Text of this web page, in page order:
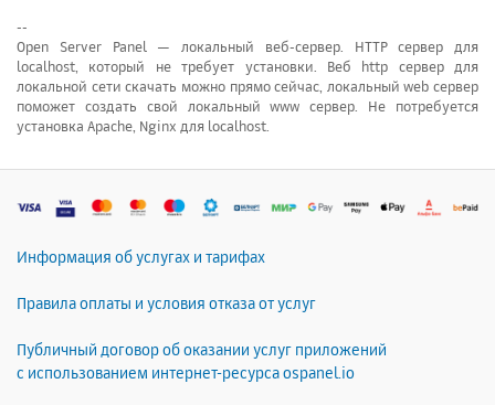
--
Open Server Panel — локальный веб-сервер. HTTP сервер для
localhost, который не требует установки. Веб http сервер для
локальной сети скачать можно прямо сейчас, локальный web сервер
поможет создать свой локальный www сервер. Не потребуется
установка Apache, Nginx для localhost.
Информация об услугах и тарифах
Правила оплаты и условия отказа от услуг
Публичный договор об оказании услуг приложений
с использованием интернет-ресурса ospanel.io